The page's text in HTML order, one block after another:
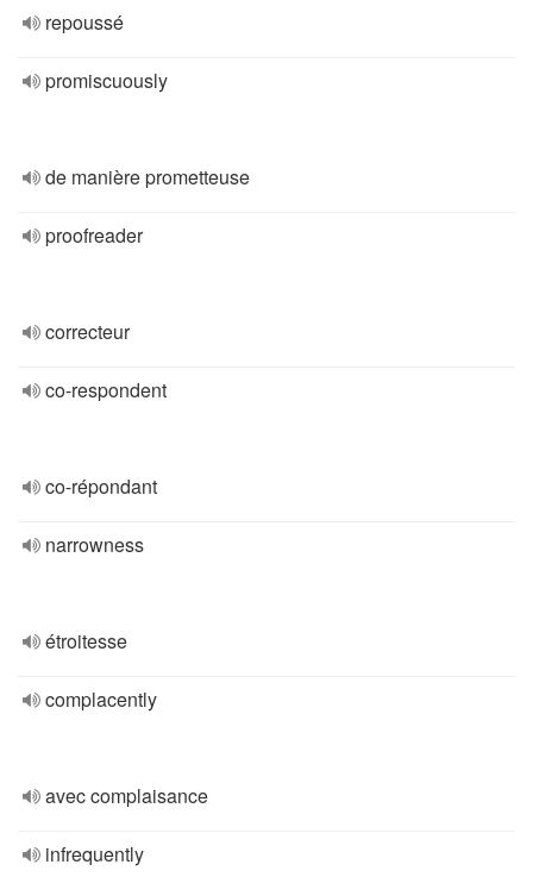
repoussé
promiscuously
de manière prometteuse
proofreader
correcteur
co-respondent
co-répondant
narrowness
étroitesse
complacently
avec complaisance
infrequently